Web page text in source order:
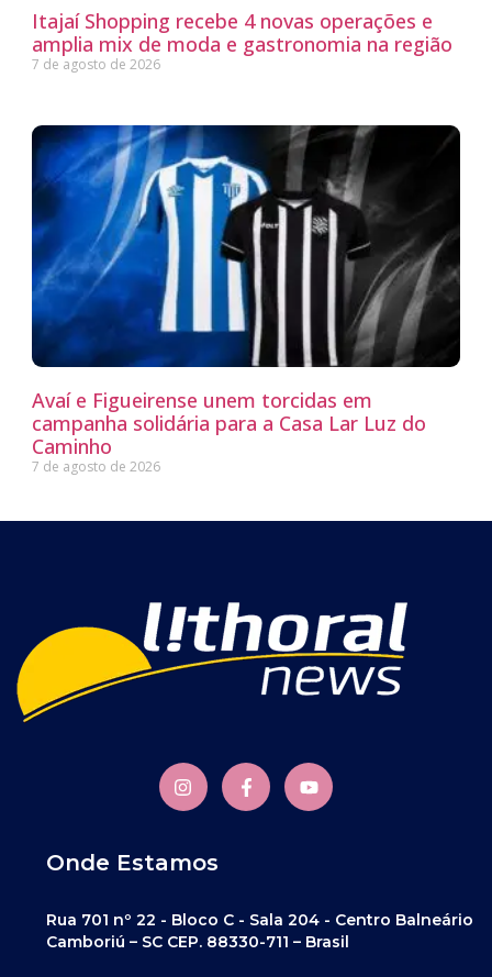
Itajaí Shopping recebe 4 novas operações e
amplia mix de moda e gastronomia na região
7 de agosto de 2026
Avaí e Figueirense unem torcidas em
campanha solidária para a Casa Lar Luz do
Caminho
7 de agosto de 2026
Onde Estamos
Rua 701 nº 22 - Bloco C - Sala 204 - Centro Balneário
Camboriú – SC CEP. 88330-711 – Brasil